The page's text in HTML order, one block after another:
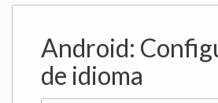
Android:
de idioma